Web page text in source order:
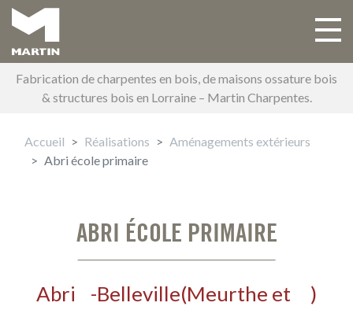
Aller
au
contenu
principal
Main navigation Toggle
Fabrication de charpentes en bois, de maisons ossature bois
& structures bois en Lorraine – Martin Charpentes.
Accueil Réalisations
Aménagements extérieurs
Abri école primaire
ABRI ÉCOLE PRIMAIRE
Abri
-Belleville(Meurthe et
)